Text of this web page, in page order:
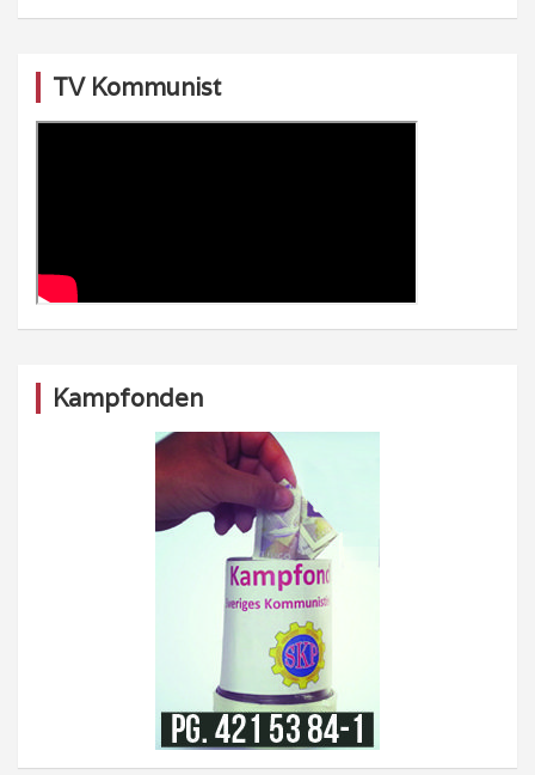
TV Kommunist
Kampfonden